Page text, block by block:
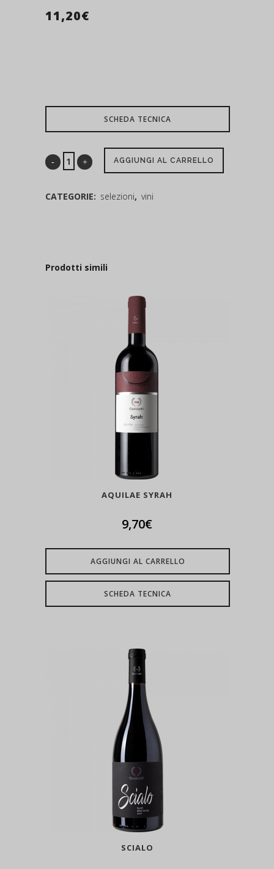
11,20€
SCHEDA TECNICA
AGGIUNGI AL CARRELLO
CATEGORIE: selezioni, vini
Prodotti simili
AQUILAE SYRAH
9,70€
AGGIUNGI AL CARRELLO
SCHEDA TECNICA
SCIALO